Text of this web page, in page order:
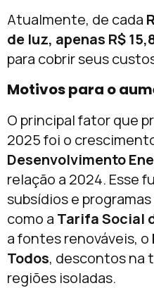
Atualmente, de cada
de luz, apenas R$
para cobrir seus
Motivos para o
O principal fator que
2025 foi o
Desenvolvimento
relação a 2024. Esse
subsídios e
como a Tarifa Social
a fontes renováveis, o
Todos, descontos na
regiões isoladas.